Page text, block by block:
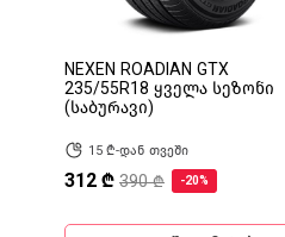
NEXEN ROADIAN GTX
235/55R18 ყველა სეზონი
(საბურავი)
15 ₾-დან თვეში
312 ₾ 390 ₾ -20%